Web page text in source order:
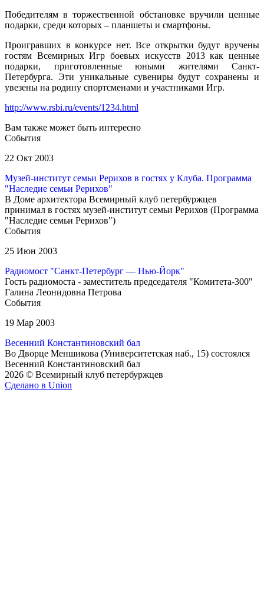
Победителям в торжественной обстановке вручили ценные
подарки, среди которых – планшеты и смартфоны.
Проигравших в конкурсе нет. Все открытки будут вручены
гостям Всемирных Игр боевых искусств 2013 как ценные
подарки, приготовленные юными жителями Санкт-
Петербурга. Эти уникальные сувениры будут сохранены и
увезены на родину спортсменами и участниками Игр.
http://www.rsbi.ru/events/1234.html
Вам также может быть интересно
События
22 Окт 2003
Музей-институт семьи Рерихов в гостях у Клуба. Программа
"Наследие семьи Рерихов"
В Доме архитектора Всемирный клуб петербуржцев
принимал в гостях музей-институт семьи Рерихов (Программа
"Наследие семьи Рерихов")
События
25 Июн 2003
Радиомост "Санкт-Петербург — Нью-Йорк"
Гость радиомоста - заместитель председателя "Комитета-300"
Галина Леонидовна Петрова
События
19 Мар 2003
Весенний Константиновский бал
Во Дворце Меншикова (Университетская наб., 15) состоялся
Весенний Константиновский бал
2026 © Всемирный клуб петербуржцев
Сделано в Union